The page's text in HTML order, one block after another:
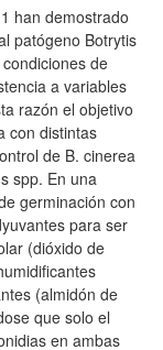
han demostrado
patógeno Botrytis
de
a variables
razón el objetivo
con distintas
de B. cinerea
spp. En una
germinación con
para ser
(dióxido de
(almidón de
que solo el
en ambas